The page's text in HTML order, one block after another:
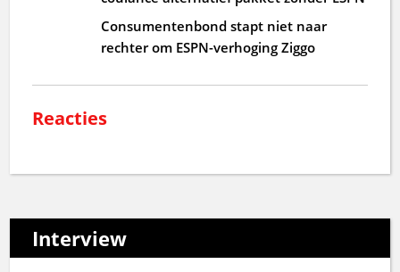
Consumentenbond stapt niet naar
rechter om ESPN-verhoging Ziggo
Reacties
Interview